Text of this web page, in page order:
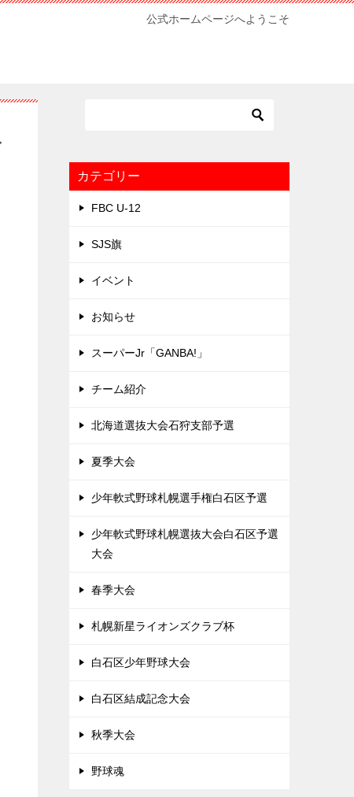
公式ホームページへようこそ
カテゴリー
FBC U-12
SJS旗
イベント
お知らせ
スーパーJr「GANBA!」
チーム紹介
北海道選抜大会石狩支部予選
夏季大会
少年軟式野球札幌選手権白石区予選
少年軟式野球札幌選抜大会白石区予選
大会
春季大会
札幌新星ライオンズクラブ杯
白石区少年野球大会
白石区結成記念大会
秋季大会
野球魂